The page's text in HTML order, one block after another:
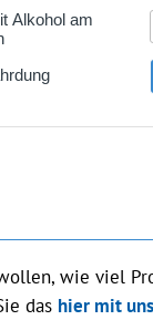
wie viel
das hier mit